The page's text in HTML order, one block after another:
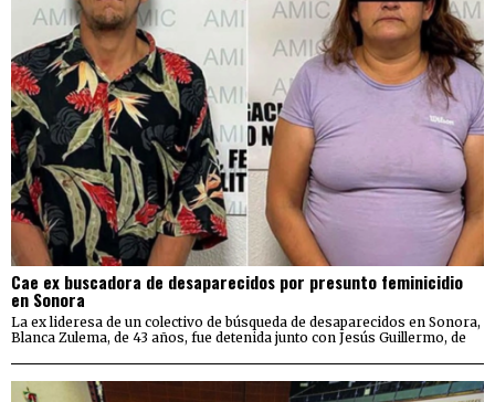
Cae ex buscadora de desaparecidos por presunto feminicidio
en Sonora
La ex lideresa de un colectivo de búsqueda de desaparecidos en Sonora,
Blanca Zulema, de 43 años, fue detenida junto con Jesús Guillermo, de